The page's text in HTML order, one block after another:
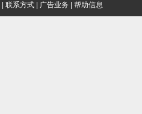
联系方式 广告业务 帮助信息